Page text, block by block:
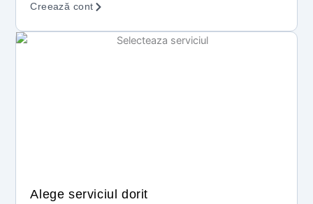
Creează cont
Alege serviciul dorit